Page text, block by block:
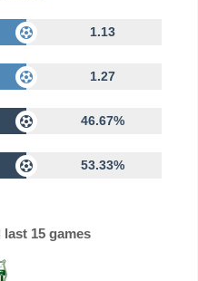
1.13
1.27
46.67%
53.33%
15 games